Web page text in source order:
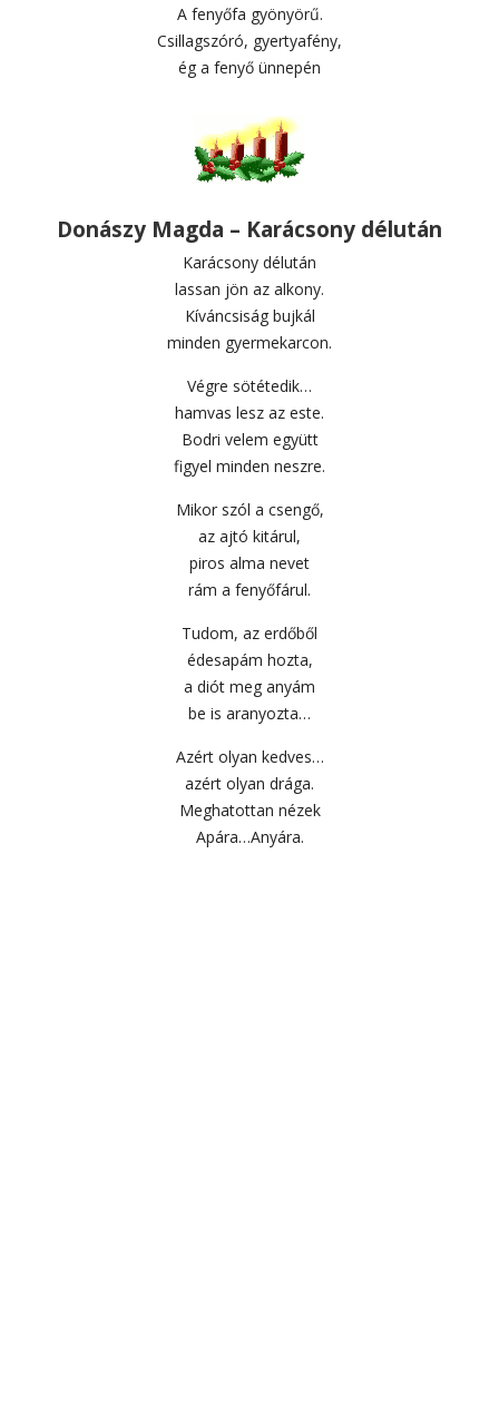
A fenyőfa gyönyörű.
Csillagszóró, gyertyafény,
ég a fenyő ünnepén
Donászy Magda – Karácsony délután
Karácsony délután
lassan jön az alkony.
Kíváncsiság bujkál
minden gyermekarcon.
Végre sötétedik…
hamvas lesz az este.
Bodri velem együtt
figyel minden neszre.
Mikor szól a csengő,
az ajtó kitárul,
piros alma nevet
rám a fenyőfárul.
Tudom, az erdőből
édesapám hozta,
a diót meg anyám
be is aranyozta…
Azért olyan kedves…
azért olyan drága.
Meghatottan nézek
Apára…Anyára.